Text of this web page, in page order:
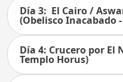
Día 3: El Cairo /
(Obelisco Inacabado
Día 4: Crucero por El
Templo Horus)